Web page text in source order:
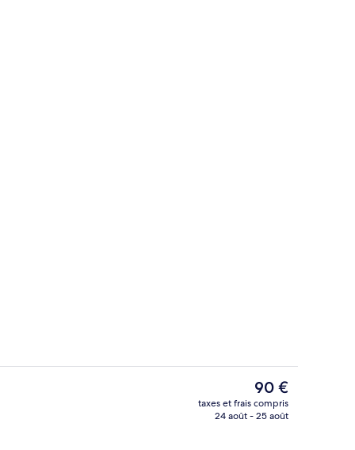
Le
prix
actuel
90 €
taxes et frais compris
24 août - 25 août